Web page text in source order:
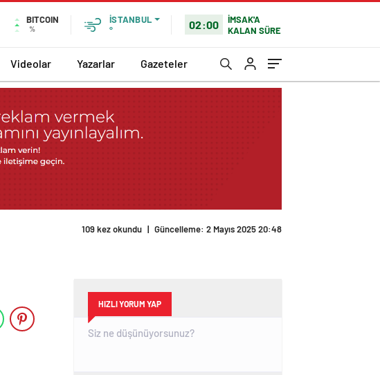
BITCOIN
%
İSTANBUL
°
02:00
İMSAK'A
KALAN SÜRE
Videolar Yazarlar Gazeteler
109 kez okundu | Güncelleme: 2 Mayıs 2025 20:48
HIZLI YORUM YAP